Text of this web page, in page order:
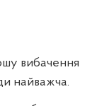
вибачення
найважча.